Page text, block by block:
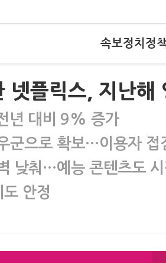
속보정치 정
넷플릭스, 지난
년 대비 9% 증가
군으로 확보…이용자 접
낮춰…예능 콘텐츠도
안정